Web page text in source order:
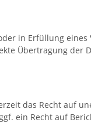
in Erfüllung
Übertragung
das Recht auf
ein Recht auf